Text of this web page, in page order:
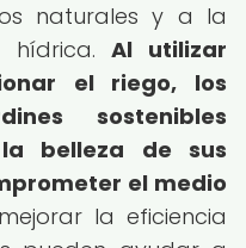
naturales y a la
hídrica.Al utilizar
el riego, los
sostenibles
belleza de sus
el medio
la eficiencia